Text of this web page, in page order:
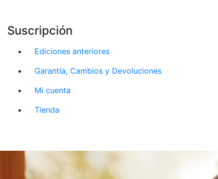
Suscripción
Ediciones anteriores
Garantía, Cambios y Devoluciones
Mi cuenta
Tienda